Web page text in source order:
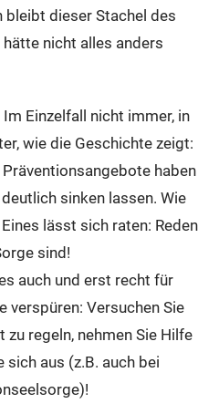
bleibt dieser Stachel des
hätte nicht alles anders
Einzelfall nicht immer, in
wie die Geschichte zeigt:
haben
sinken lassen. Wie
lässt sich raten: Reden
sind!
auch und erst recht für
verspüren: Versuchen Sie
regeln, nehmen Sie Hilfe
sich aus (z.B. auch bei